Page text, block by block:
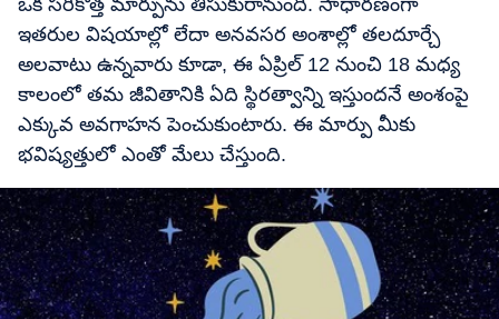
ఒక సరికొత్త మార్పును తీసుకురానుంది. సాధారణంగా
ఇతరుల విషయాల్లో లేదా అనవసర అంశాల్లో తలదూర్చే
అలవాటు ఉన్నవారు కూడా, ఈ ఏప్రిల్ 12 నుంచి 18 మధ్య
కాలంలో తమ జీవితానికి ఏది స్థిరత్వాన్ని ఇస్తుందనే అంశంపై
ఎక్కువ అవగాహన పెంచుకుంటారు. ఈ మార్పు మీకు
భవిష్యత్తులో ఎంతో మేలు చేస్తుంది.